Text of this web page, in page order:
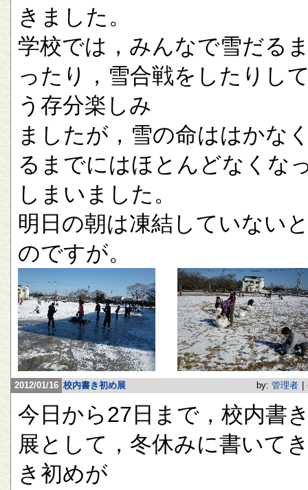
きました。
学校では，みんなで雪だる
ったり，雪合戦をしたりし
う存分楽しみ
ましたが，雪の命ははかな
るまでにはほとんどなくな
しまいました。
明日の朝は凍結していない
のですが。
2012/01/16 校内書き初め展 by: 管理者
今日から27日まで，校内書
展として，冬休みに書いて
き初めが